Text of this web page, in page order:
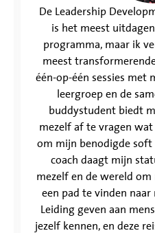
De Leadership
is het meest
programma, maar ik
meest
één-op-één sessies met
leergroep en de
buddystudent biedt
mezelf af te vragen
om mijn benodigde
coach daagt mijn
mezelf en de wereld
een pad te vinden
Leiding geven aan
jezelf kennen, en deze